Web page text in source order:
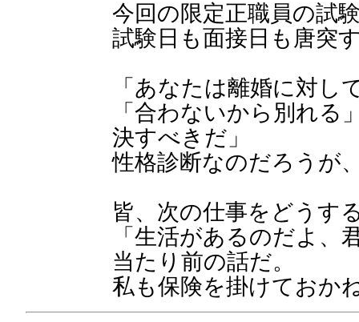
今回の限定正職員の試
試験日も面接日も唐突
「あなたは離婚に対し
「合わないから別れる
決すべきだ」
性格診断なのだろうが
皆、次の仕事をどうす
「生活があるのだよ、
当たり前の話だ。
私も保険を掛けておか